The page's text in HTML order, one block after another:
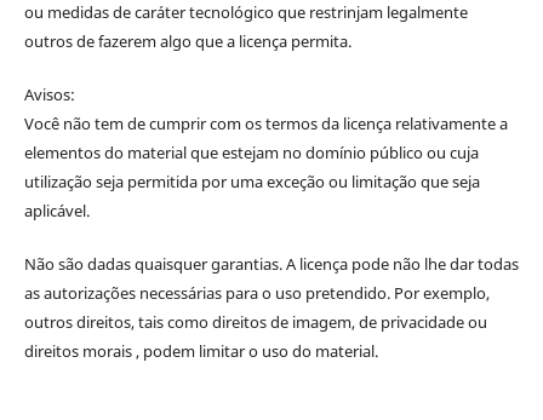
ou medidas de caráter tecnológico que restrinjam legalmente
outros de fazerem algo que a licença permita.
Avisos:
Você não tem de cumprir com os termos da licença relativamente a
elementos do material que estejam no domínio público ou cuja
utilização seja permitida por uma exceção ou limitação que seja
aplicável.
Não são dadas quaisquer garantias. A licença pode não lhe dar todas
as autorizações necessárias para o uso pretendido. Por exemplo,
outros direitos, tais como direitos de imagem, de privacidade ou
direitos morais , podem limitar o uso do material.